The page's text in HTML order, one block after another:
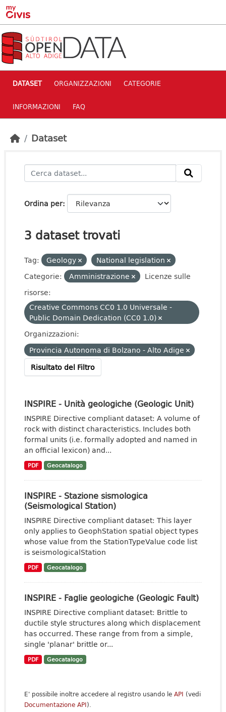
Skip to main content
DATASET ORGANIZZAZIONI CATEGORIE
INFORMAZIONI FAQ
Dataset
Ordina per
3 dataset trovati
Tag: Geology
National legislation
Categorie:
Amministrazione
Licenze sulle
risorse:
Creative Commons CC0 1.0 Universale -
Public Domain Dedication (CC0 1.0)
Organizzazioni:
Provincia Autonoma di Bolzano - Alto Adige
Risultato del Filtro
INSPIRE - Unità geologiche (Geologic Unit)
INSPIRE Directive compliant dataset: A volume of
rock with distinct characteristics. Includes both
formal units (i.e. formally adopted and named in
an official lexicon) and...
PDF Geocatalogo
INSPIRE - Stazione sismologica
(Seismological Station)
INSPIRE Directive compliant dataset: This layer
only applies to GeophStation spatial object types
whose value from the StationTypeValue code list
is seismologicalStation
PDF Geocatalogo
INSPIRE - Faglie geologiche (Geologic Fault)
INSPIRE Directive compliant dataset: Brittle to
ductile style structures along which displacement
has occurred. These range from from a simple,
single 'planar' brittle or...
PDF Geocatalogo
E' possibile inoltre accedere al registro usando le API (vedi
Documentazione API).